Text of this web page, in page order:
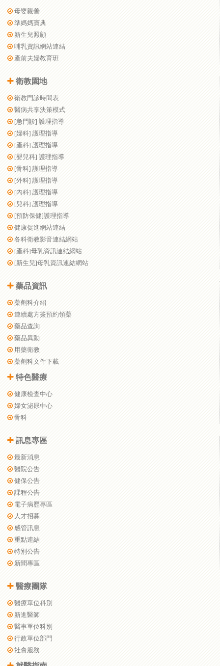
母嬰親善
準媽媽寶典
新生兒照顧
哺乳資訊網站連結
產前夫婦教育班
衛教園地
衛教門診時間表
醫病共享決策模式
[急門診] 護理指導
[婦科] 護理指導
[產科] 護理指導
[嬰兒科] 護理指導
[骨科] 護理指導
[外科] 護理指導
[內科] 護理指導
[兒科] 護理指導
[預防保健]護理指導
健康促進網站連結
各科衛教影音連結網站
[產科]母乳資訊連結網站
[新生兒]母乳資訊連結網站
藥品資訊
藥劑科介紹
連續處方簽預約領藥
藥品查詢
藥品異動
用藥衛教
藥劑科文件下載
特色醫療
健康檢查中心
婦女泌尿中心
骨科
訊息專區
最新消息
醫院公告
健保公告
課程公告
電子病歷專區
人才招募
感管訊息
重點連結
特別公告
新聞專區
醫療團隊
醫療單位科別
新進醫師
醫事單位科別
行政單位部門
社會服務